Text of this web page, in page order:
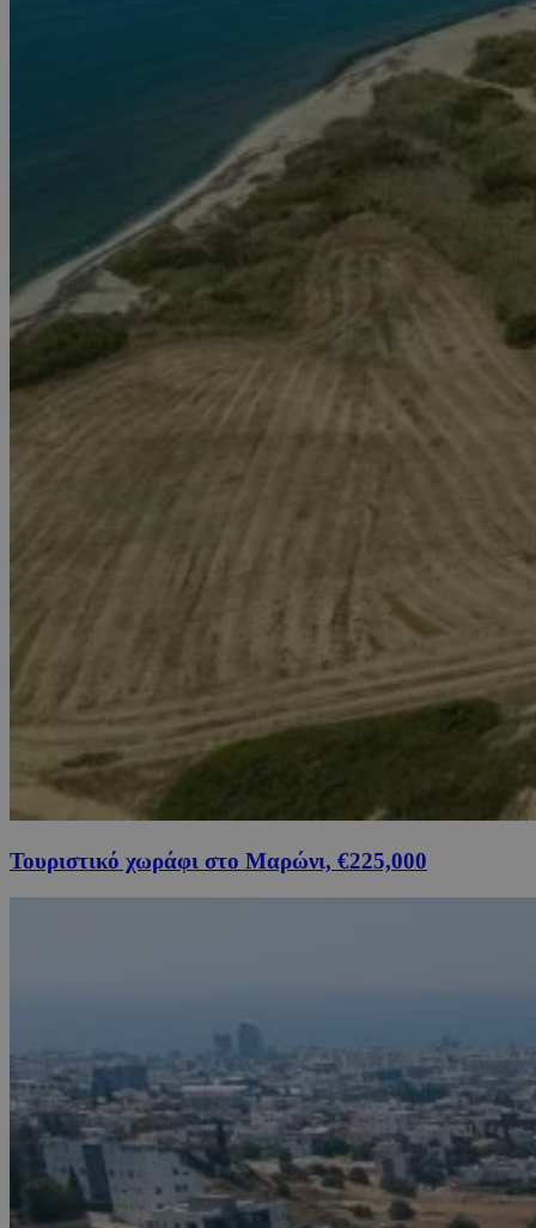
Τουριστικό χωράφι στο Μαρώνι, €225,000